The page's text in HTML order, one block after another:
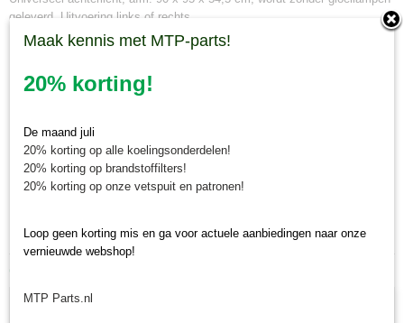
geleverd. Uitvoering links of rechts.
remlicht
richtingaanwijzer
Benodigde gloeilampen:
1 x12V 10W BA15s
Maak kennis met MTP-parts!
20% korting!
De maand juli
20% korting op alle koelingsonderdelen!
20% korting op brandstoffilters!
20% korting op onze vetspuit en patronen!
Loop geen korting mis en ga voor actuele aanbiedingen naar onze
vernieuwde webshop!
MTP Parts.nl